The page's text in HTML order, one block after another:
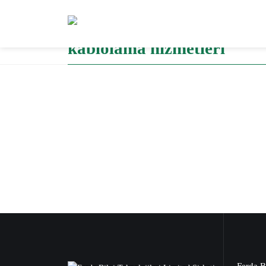
Fiber optik ek sonlandırma
kablolama hizmetleri